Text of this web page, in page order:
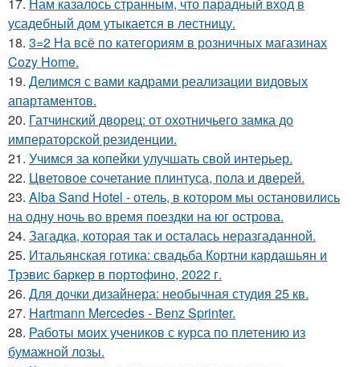
усадебный дом утыкается в лестницу.
18. 3=2 На всё по категориям в розничных магазинах
Cozy Home.
19. Делимся с вами кадрами реализации видовых
апартаментов.
20. Гатчинский дворец: от охотничьего замка до
императорской резиденции.
21. Учимся за копейки улучшать свой интерьер.
22. Цветовое сoчетание плинтуса, пола и дверей.
23. Alba Sand Hotel - отель, в котором мы остановились
на одну ночь во время поездки на юг острова.
24. Загадка, которая так и осталась неразгаданной.
25. Итальянская готика: свадьба Кортни кардашьян и
Трэвис баркер в портофино, 2022 г.
26. Для дочки дизайнера: необычная студия 25 кв.
27. Hartmann Mercedes - Benz Sprinter.
28. Работы моих учеников с курса по плетению из
бумажной лозы.